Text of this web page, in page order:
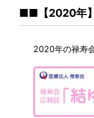
■■【2020年
2020年の禄寿